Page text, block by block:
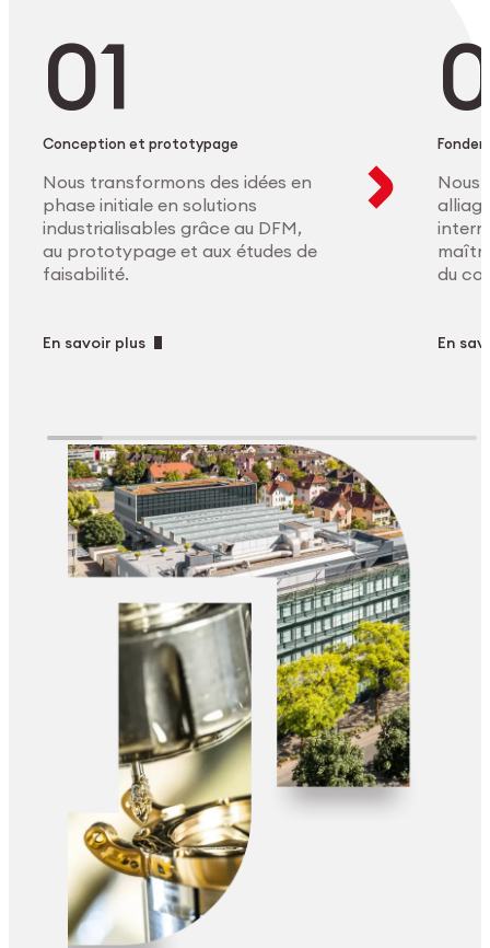
Conception et prototypage
Nous transformons des idées en
phase initiale en solutions
industrialisables grâce au DFM,
au prototypage et aux études de
faisabilité.
En savoir plus
Nous
du
En